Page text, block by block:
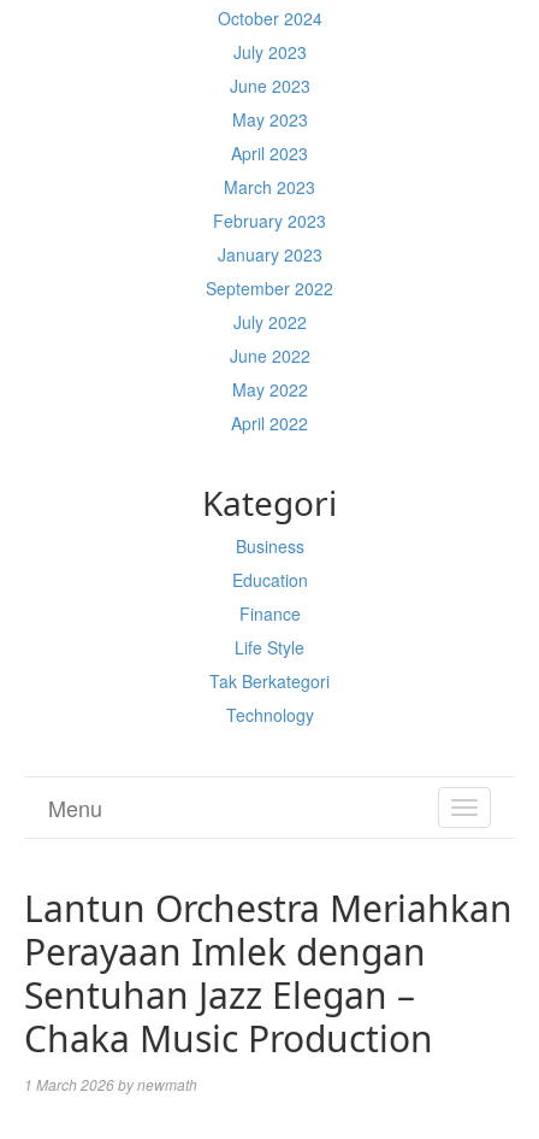
October 2024
July 2023
June 2023
May 2023
April 2023
March 2023
February 2023
January 2023
September 2022
July 2022
June 2022
May 2022
April 2022
Kategori
Business
Education
Finance
Life Style
Tak Berkategori
Technology
TOGGLE
Menu
Lantun Orchestra Meriahkan
Perayaan Imlek dengan
Sentuhan Jazz Elegan –
Chaka Music Production
1 March 2026bynewmath